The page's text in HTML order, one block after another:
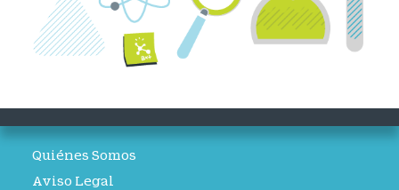
Quiénes Somos
Aviso Legal